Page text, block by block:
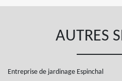
AUTRES
Entreprise de jardinage Espinchal